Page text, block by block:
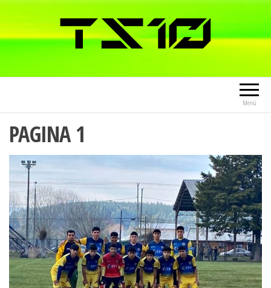
Menú
PAGINA 1